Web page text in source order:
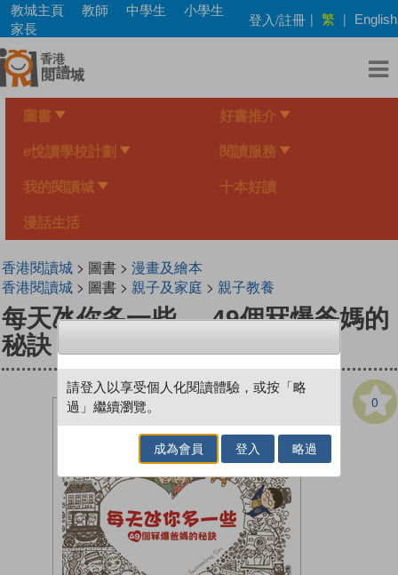
Skip
main
content
教城主頁 教師 中學生
小學生
家長
登入/註冊 | 繁 | English
圖書 好書推介
e悅讀學校計劃 閱讀服務
我的閱讀城 十本好讀
漫話生活
香港閱讀城> 圖書 > 漫畫及繪本
香港閱讀城> 圖書 > 親子及家庭 > 親子教養
每天氹你多一些──49個冧爆爸媽的
秘訣
0
請登入以享受個人化閱讀體驗，或按「略
過」繼續瀏覽。
成為會員 登入 略過